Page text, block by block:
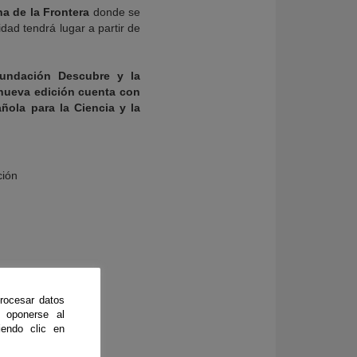
de la Frontera donde se
tendrá lugar a partir de
Descubre y la
edición cuenta con
para la Ciencia y la
datos
al
clic en